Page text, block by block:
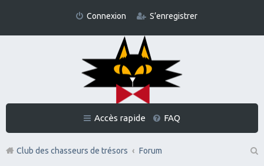
Connexion S’enregistrer
Accès rapide FAQ
Club des chasseurs de trésors
Forum